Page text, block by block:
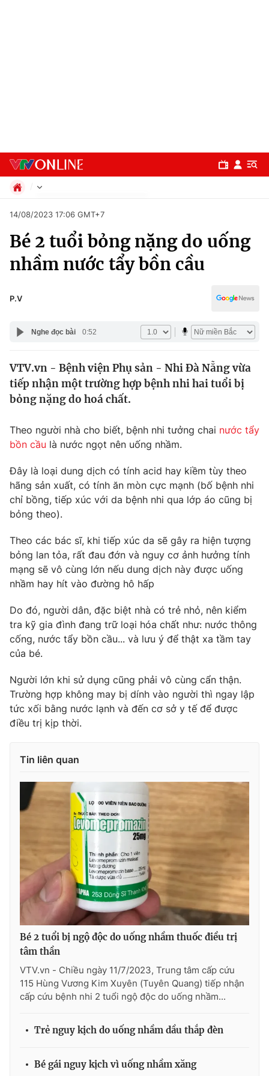
Chuyên mục
Chính trị
Y tế
Tin tức
Câu chuyện quốc tế
Kinh tế
Tài chính
Thị trường
Góc doanh nghiệp
Dữ liệu và đời sống
Truyền hình
Phim VTV
Hậu trường
Nhân vật
Khán giả
Giải sao mai
Giải trí
Điện ảnh
Sao
Đời sống
Du lịch
Làm đẹp
Chất lượng cuộc sống
Giáo dục
Tuyển sinh
Công nghệ
Hitech Công nghệ tương lai
Sản phẩm
Thị trường
Giao lưu trực tuyến
Lịch phát sóng
Chuyên mục khác
Emagazine Podcast
Photo Infographic
Video Shorts video
VTV Money VTV Thể thao
VTV Sức khoẻ Bất động sản
Thị trường 24h Tấm lòng Việt
VTV4 Vươn mình bằng AI
VTV9 VTV8
Liên hệ tòa soạn English
Xã hội
Pháp luật
Kinh tế
Thể thao
Đời sống
Giáo dục
14/08/2023 17:06 GMT+7
Bé 2 tuổi bỏng nặng do uống
nhầm nước tẩy bồn cầu
P.V
Nghe đọc bài 0:52
VTV.vn - Bệnh viện Phụ sản - Nhi Đà Nẵng vừa
tiếp nhận một trường hợp bệnh nhi hai tuổi bị
bỏng nặng do hoá chất.
Theo người nhà cho biết, bệnh nhi tưởng chai nước tẩy
bồn cầu là nước ngọt nên uống nhầm.
Đây là loại dung dịch có tính acid hay kiềm tùy theo
hãng sản xuất, có tính ăn mòn cực mạnh (bố bệnh nhi
chỉ bồng, tiếp xúc với da bệnh nhi qua lớp áo cũng bị
bỏng theo).
Theo các bác sĩ, khi tiếp xúc da sẽ gây ra hiện tượng
bỏng lan tỏa, rất đau đớn và nguy cơ ảnh hưởng tính
mạng sẽ vô cùng lớn nếu dung dịch này được uống
nhầm hay hít vào đường hô hấp
Do đó, người dân, đặc biệt nhà có trẻ nhỏ, nên kiểm
tra kỹ gia đình đang trữ loại hóa chất như: nước thông
cống, nước tẩy bồn cầu... và lưu ý để thật xa tầm tay
của bé.
Người lớn khi sử dụng cũng phải vô cùng cẩn thận.
Trường hợp không may bị dính vào người thì ngay lập
tức xối bằng nước lạnh và đến cơ sở y tế để được
điều trị kịp thời.
Tin liên quan
Bé 2 tuổi bị ngộ độc do uống nhầm thuốc điều trị
tâm thần
VTV.vn - Chiều ngày 11/7/2023, Trung tâm cấp cứu
115 Hùng Vương Kim Xuyên (Tuyên Quang) tiếp nhận
cấp cứu bệnh nhi 2 tuổi ngộ độc do uống nhầm...
Trẻ nguy kịch do uống nhầm dầu thắp đèn
Bé gái nguy kịch vì uống nhầm xăng